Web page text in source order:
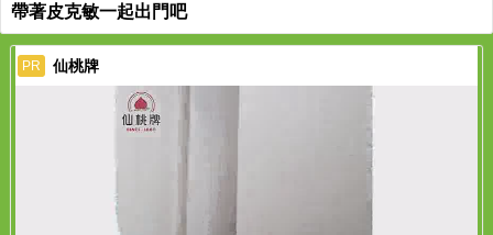
帶著皮克敏一起出門吧
PR 仙桃牌